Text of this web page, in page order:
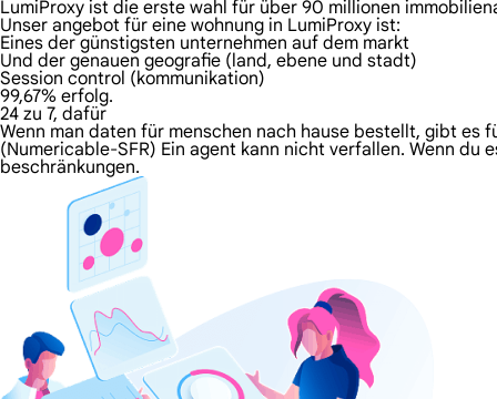
LumiProxy ist die erste wahl für über 90 millionen
Unser angebot für eine wohnung in LumiProxy ist:
Eines der günstigsten unternehmen auf dem markt
Und der genauen geografie (land, ebene und stadt)
Session control (kommunikation)
99,67% erfolg.
24 zu 7, dafür
Wenn man daten für menschen nach hause bestellt, gibt es
(Numericable-SFR) Ein agent kann nicht verfallen. Wenn
beschränkungen.